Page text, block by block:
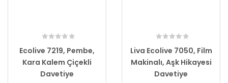
Ecolive 7219, Pembe,
Kara Kalem Çiçekli
Davetiye
Liva Ecolive 7050, Film
Makinalı, Aşk Hikayesi
Davetiye